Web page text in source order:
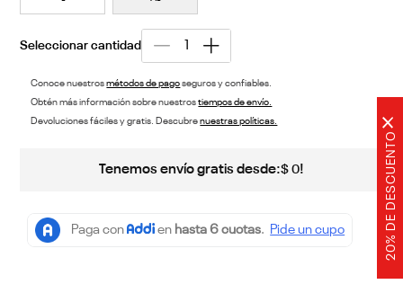
20% DE DESCUENTO
×
Conoce nuestrosmétodos de pagoseguros y confiables.
Obtén más información sobre nuestrostiempos de envío.
Devoluciones fáciles y gratis. Descubrenuestras políticas.
Tenemos envío gratis desde:$ 0!